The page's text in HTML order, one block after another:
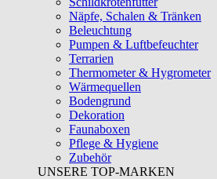
Näpfe, Schalen & Tränken
Beleuchtung
Pumpen & Luftbefeuchter
Terrarien
Thermometer & Hygrometer
Wärmequellen
Bodengrund
Dekoration
Faunaboxen
Pflege & Hygiene
Zubehör
UNSERE TOP-MARKEN